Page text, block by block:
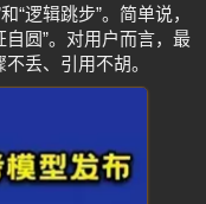
“逻辑跳步”。简单说，
自圆”。对用户而言，最
丢、引用不胡。